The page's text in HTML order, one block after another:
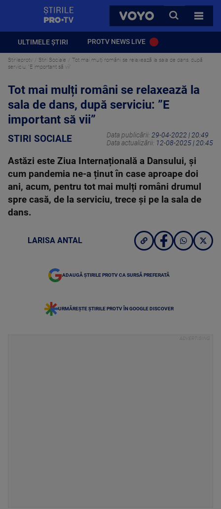
VOYO
CAUTA
TOATE
ULTIMELE ȘTIRI PROTV NEWS LIVE
Stirileprotv Stiri Sociale
Tot mai mulți români se relaxează la sala de dans, după
serviciu: ”E important să vii”
Tot mai mulți români se relaxează la
sala de dans, după serviciu: ”E
important să vii”
STIRI SOCIALE Data publicării: 29-04-2022 | 20:49
Data actualizării: 12-08-2025 | 20:45
Astăzi este Ziua Internațională a Dansului, și
cum pandemia ne-a ținut în case aproape doi
ani, acum, pentru tot mai mulți români drumul
spre casă, de la serviciu, trece și pe la sala de
dans.
LARISA ANTAL
ADAUGĂ ȘTIRILE PROTV CA SURSĂ PREFERATĂ
URMĂREȘTE ȘTIRILE PROTV ÎN GOOGLE DISCOVER